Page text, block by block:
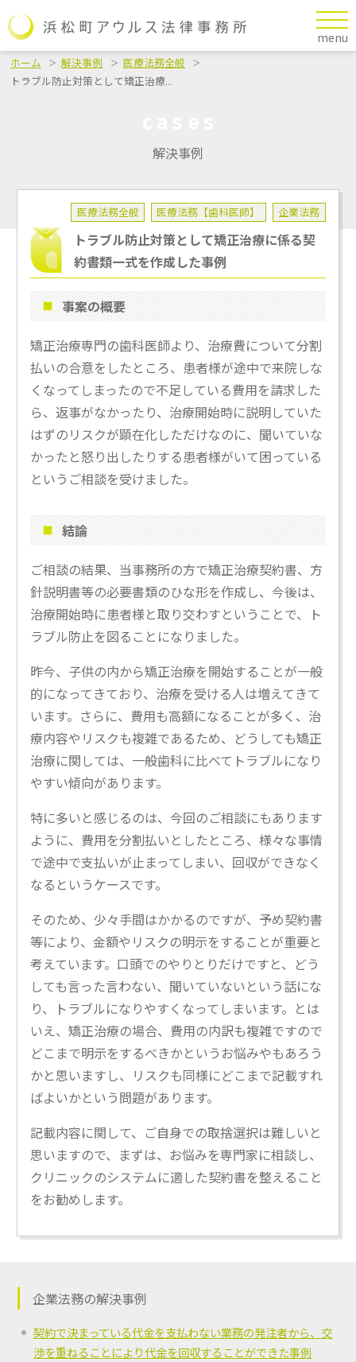
menu
ホーム 解決事例
医療法務全般
トラブル防止対策として矯正治療...
解決事例
医療法務全般 医療法務【歯科医師】 企業法務
トラブル防止対策として矯正治療に係る契
約書類一式を作成した事例
事案の概要
矯正治療専門の歯科医師より、治療費について分割
払いの合意をしたところ、患者様が途中で来院しな
くなってしまったので不足している費用を請求した
ら、返事がなかったり、治療開始時に説明していた
はずのリスクが顕在化しただけなのに、聞いていな
かったと怒り出したりする患者様がいて困っている
というご相談を受けました。
結論
ご相談の結果、当事務所の方で矯正治療契約書、方
針説明書等の必要書類のひな形を作成し、今後は、
治療開始時に患者様と取り交わすということで、ト
ラブル防止を図ることになりました。
昨今、子供の内から矯正治療を開始することが一般
的になってきており、治療を受ける人は増えてきて
います。さらに、費用も高額になることが多く、治
療内容やリスクも複雑であるため、どうしても矯正
治療に関しては、一般歯科に比べてトラブルになり
やすい傾向があります。
特に多いと感じるのは、今回のご相談にもあります
ように、費用を分割払いとしたところ、様々な事情
で途中で支払いが止まってしまい、回収ができなく
なるというケースです。
そのため、少々手間はかかるのですが、予め契約書
等により、金額やリスクの明示をすることが重要と
考えています。口頭でのやりとりだけですと、どう
しても言った言わない、聞いていないという話にな
り、トラブルになりやすくなってしまいます。とは
いえ、矯正治療の場合、費用の内訳も複雑ですので
どこまで明示をするべきかというお悩みやもあろう
かと思いますし、リスクも同様にどこまで記載すれ
ばよいかという問題があります。
記載内容に関して、ご自身での取捨選択は難しいと
思いますので、まずは、お悩みを専門家に相談し、
クリニックのシステムに適した契約書を整えること
をお勧めします。
企業法務の解決事例
契約で決まっている代金を支払わない業務の発注者から、交
渉を重ねることにより代金を回収することができた事例